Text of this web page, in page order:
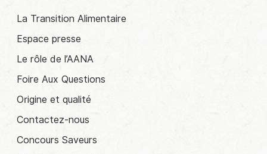
La Transition Alimentaire
Espace presse
Le rôle de l’AANA
Foire Aux Questions
Origine et qualité
Contactez-nous
Concours Saveurs